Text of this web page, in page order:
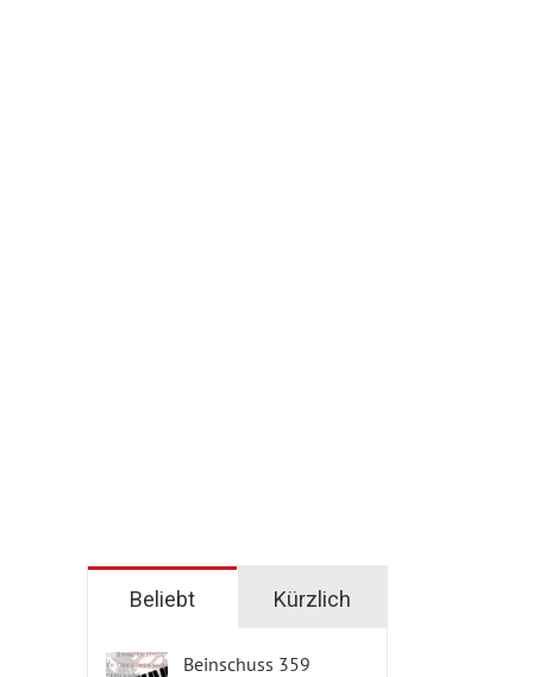
Beliebt Kürzlich
Beinschuss 359